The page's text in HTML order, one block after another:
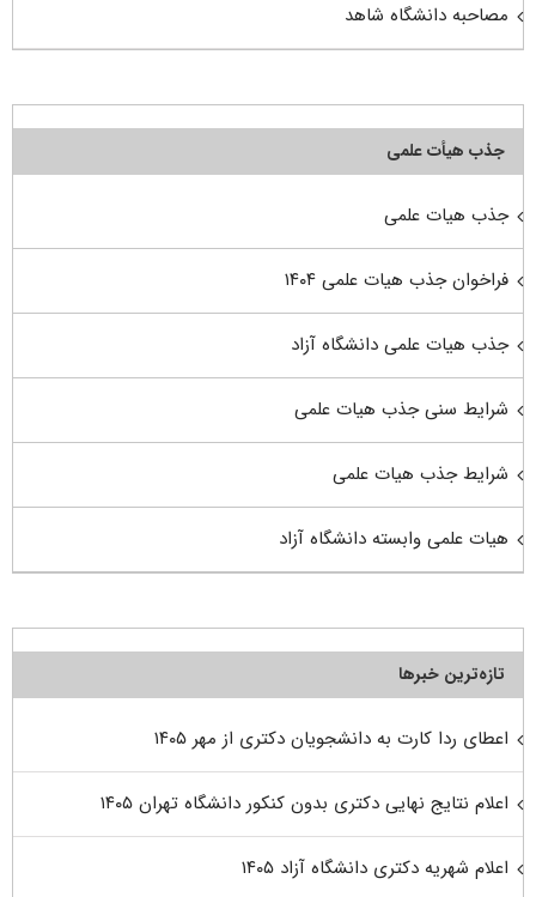
مصاحبه دانشگاه شاهد
جذب هیأت علمی
جذب هیات علمی
فراخوان جذب هیات علمی ۱۴۰۴
جذب هیات علمی دانشگاه آزاد
شرایط سنی جذب هیات علمی
شرایط جذب هیات علمی
هیات علمی وابسته دانشگاه آزاد
تازه‌ترین خبرها
اعطای ردا کارت به دانشجویان دکتری از مهر ۱۴۰۵
اعلام نتایج نهایی دکتری بدون کنکور دانشگاه تهران ۱۴۰۵
اعلام شهریه دکتری دانشگاه آزاد ۱۴۰۵